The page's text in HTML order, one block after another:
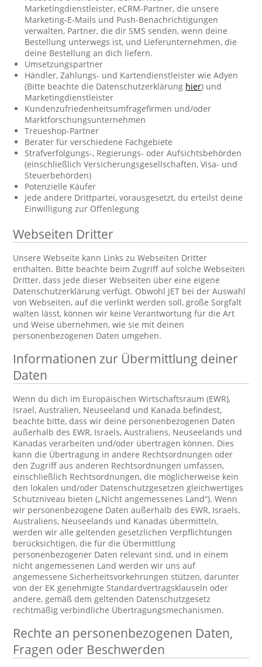
Marketingdienstleister, eCRM-Partner, die unsere
Marketing-E-Mails und Push-Benachrichtigungen
verwalten, Partner, die dir SMS senden, wenn deine
Bestellung unterwegs ist, und Lieferunternehmen, die
deine Bestellung an dich liefern.
Umsetzungspartner
Händler, Zahlungs- und Kartendienstleister wie Adyen
(Bitte beachte die Datenschutzerklärung hier) und
Marketingdienstleister
Kundenzufriedenheitsumfragefirmen und/oder
Marktforschungsunternehmen
Treueshop-Partner
Berater für verschiedene Fachgebiete
Strafverfolgungs-, Regierungs- oder Aufsichtsbehörden
(einschließlich Versicherungsgesellschaften, Visa- und
Steuerbehörden)
Potenzielle Käufer
Jede andere Drittpartei, vorausgesetzt, du erteilst deine
Einwilligung zur Offenlegung
Webseiten Dritter
Unsere Webseite kann Links zu Webseiten Dritter
enthalten. Bitte beachte beim Zugriff auf solche Webseiten
Dritter, dass jede dieser Webseiten über eine eigene
Datenschutzerklärung verfügt. Obwohl JET bei der Auswahl
von Webseiten, auf die verlinkt werden soll, große Sorgfalt
walten lässt, können wir keine Verantwortung für die Art
und Weise übernehmen, wie sie mit deinen
personenbezogenen Daten umgehen.
Informationen zur Übermittlung deiner
Daten
Wenn du dich im Europäischen Wirtschaftsraum (EWR),
Israel, Australien, Neuseeland und Kanada befindest,
beachte bitte, dass wir deine personenbezogenen Daten
außerhalb des EWR, Israels, Australiens, Neuseelands und
Kanadas verarbeiten und/oder übertragen können. Dies
kann die Übertragung in andere Rechtsordnungen oder
den Zugriff aus anderen Rechtsordnungen umfassen,
einschließlich Rechtsordnungen, die möglicherweise kein
den lokalen und/oder Datenschutzgesetzen gleichwertiges
Schutzniveau bieten („Nicht angemessenes Land“). Wenn
wir personenbezogene Daten außerhalb des EWR, Israels,
Australiens, Neuseelands und Kanadas übermitteln,
werden wir alle geltenden gesetzlichen Verpflichtungen
berücksichtigen, die für die Übermittlung
personenbezogener Daten relevant sind, und in einem
nicht angemessenen Land werden wir uns auf
angemessene Sicherheitsvorkehrungen stützen, darunter
von der EK genehmigte Standardvertragsklauseln oder
andere, gemäß dem geltenden Datenschutzgesetz
rechtmäßig verbindliche Übertragungsmechanismen.
Rechte an personenbezogenen Daten,
Fragen oder Beschwerden